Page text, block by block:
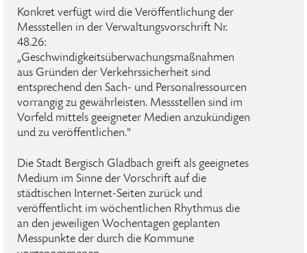
Konkret verfügt wird die Veröffentlichung der
Messstellen in der Verwaltungsvorschrift Nr.
48.26:
„Geschwindigkeitsüberwachungsmaßnahmen
aus Gründen der Verkehrssicherheit sind
entsprechend den Sach- und Personalressourcen
vorrangig zu gewährleisten. Messstellen sind im
Vorfeld mittels geeigneter Medien anzukündigen
und zu veröffentlichen."
Die Stadt Bergisch Gladbach greift als geeignetes
Medium im Sinne der Vorschrift auf die
städtischen Internet-Seiten zurück und
veröffentlicht im wöchentlichen Rhythmus die
an den jeweiligen Wochentagen geplanten
Messpunkte der durch die Kommune